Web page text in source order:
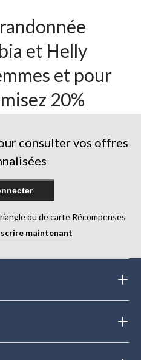
et Helly
et pour
20%
consulter vos offres
ou de carte Récompenses
maintenant